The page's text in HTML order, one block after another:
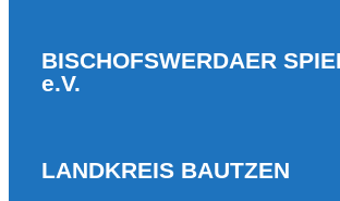
BISCHOFSWERDAER
e.V.
LANDKREIS BAUTZEN